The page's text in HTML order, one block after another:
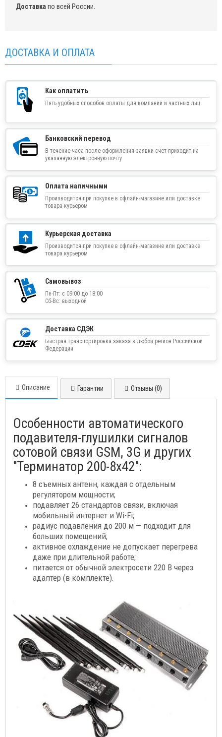
Доставка по всей России.
ДОСТАВКА И ОПЛАТА
Как оплатить
Пять удобных способов оплаты для компаний и частных лиц
Банковский перевод
В течение часа после оформления заявки счет приходит на
указанную электронную почту
Оплата наличными
Производится при покупке в офлайн-магазине или доставке
товара курьером
Курьерская доставка
Производится при покупке в офлайн-магазине или доставке
товара курьером
Самовывоз
Пн-Пт: с 09:00 до 18:00
Сб-Вс: выходной
Доставка СДЭК
Быстрая транспортировка заказа в любой регион Российской
Федерации
Описание Гарантии Отзывы (0)
Особенности автоматического
подавителя-глушилки сигналов
сотовой связи GSM, 3G и других
"Терминатор 200-8х42":
8 съемных антенн, каждая с отдельным
регулятором мощности;
подавляет 26 стандартов связи, включая
мобильный интернет и Wi-Fi;
радиус подавления до 200 м — подходит для
больших помещений;
активное охлаждение не допускает перегрева
даже при длительной работе;
питается от обычной электросети 220 В через
адаптер (в комплекте).